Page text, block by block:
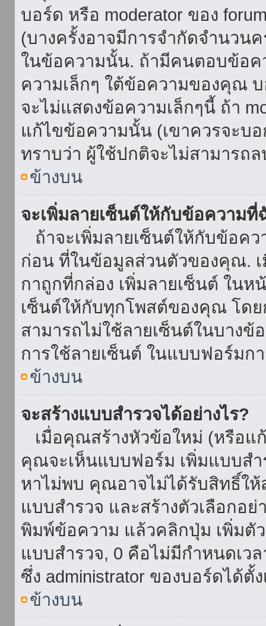
บอร์ด หรือ moderator ของ
(บางครั้งอาจมีการจำกัดจำนวน
ในข้อความนั้น. ถ้ามีคนตอบข้อ
ความเล็กๆ ใต้ข้อความของคุณ
จะไม่แสดงข้อความเล็กๆนี้ ถ้า
แก้ไขข้อความนั้น (เขาควรจะบ
ทราบว่า ผู้ใช้ปกติจะไม่สามารถ
ข้างบน
จะเพิ่มลายเซ็นต์ให้กับข้อความที่
ถ้าจะเพิ่มลายเซ็นต์ให้กับข้อค
ก่อน ที่ในข้อมูลส่วนตัวของคุณ.
กาถูกที่กล่อง เพิ่มลายเซ็นต์ ใน
เซ็นต์ให้กับทุกโพสต์ของคุณ โด
สามารถไม่ใช้ลายเซ็นต์ในบางข้
การใช้ลายเซ็นต์ ในแบบฟอร์มก
ข้างบน
จะสร้างแบบสำรวจได้อย่างไร?
เมื่อคุณสร้างหัวข้อใหม่ (หรือ
คุณจะเห็นแบบฟอร์ม เพิ่มแบบส
หาไม่พบ คุณอาจไม่ได้รับสิทธิ์ใ
แบบสำรวจ และสร้างตัวเลือกอย่
พิมพ์ข้อความ แล้วคลิกปุ่ม เพิ่มตั
แบบสำรวจ, 0 คือไม่มีกำหนดเว
ซึ่ง administrator ของบอร์ดได้ตั้ง
ข้างบน